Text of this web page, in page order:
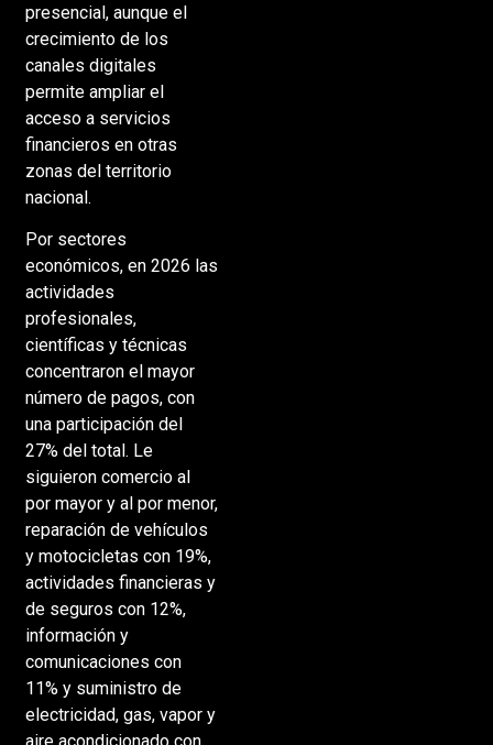
presencial, aunque el
crecimiento de los
canales digitales
permite ampliar el
acceso a servicios
financieros en otras
zonas del territorio
nacional.
Por sectores
económicos, en 2026 las
actividades
profesionales,
científicas y técnicas
concentraron el mayor
número de pagos, con
una participación del
27% del total. Le
siguieron comercio al
por mayor y al por menor,
reparación de vehículos
y motocicletas con 19%,
actividades financieras y
de seguros con 12%,
información y
comunicaciones con
11% y suministro de
electricidad, gas, vapor y